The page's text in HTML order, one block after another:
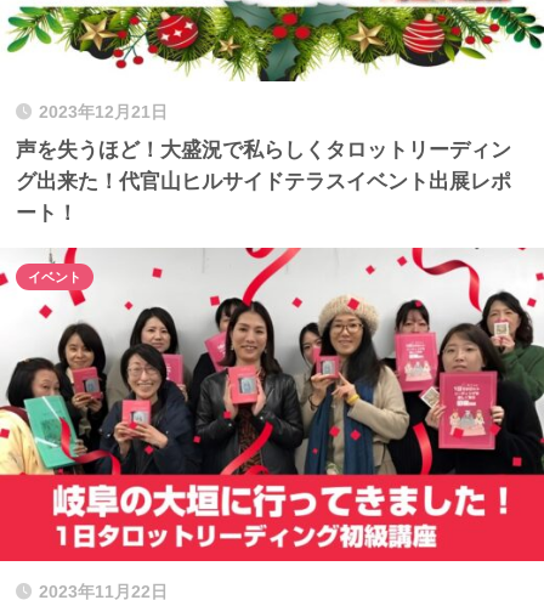
2023年12月21日
声を失うほど！大盛況で私らしくタロットリーディン
グ出来た！代官山ヒルサイドテラスイベント出展レポ
ート！
2023年11月22日
イベント